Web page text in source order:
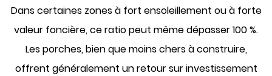
Dans certaines zones à fort ensoleillement ou à forte
valeur foncière, ce ratio peut même dépasser 100 %.
Les porches, bien que moins chers à construire,
offrent généralement un retour sur investissement